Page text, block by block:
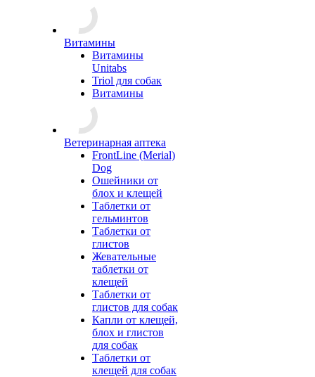
Витамины
Витамины
Unitabs
Triol для собак
Витамины
Ветеринарная аптека
FrontLine (Merial)
Dog
Ошейники от
блох и клещей
Таблетки от
гельминтов
Таблетки от
глистов
Жевательные
таблетки от
клещей
Таблетки от
глистов для собак
Капли от клещей,
блох и глистов
для собак
Таблетки от
клещей для собак